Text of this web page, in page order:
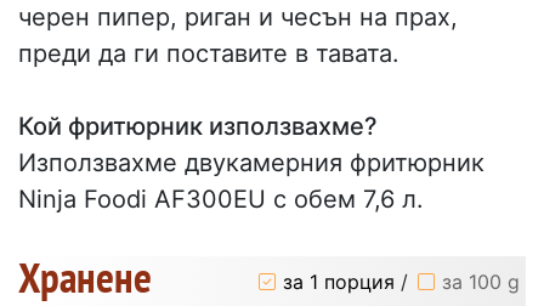
черен пипер, риган и чесън на прах,
преди да ги поставите в тавата.
Кой фритюрник използвахме?
Използвахме двукамерния фритюрник
Ninja Foodi AF300EU с обем 7,6 л.
Хранене за 1 порция / за 100 g